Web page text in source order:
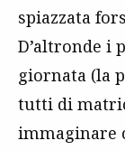
spiazzata
D’altronde i
giornata (la
tutti di
immaginare